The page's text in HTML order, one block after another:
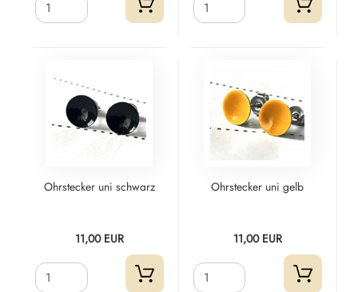
Ohrstecker uni schwarz
11,00 EUR
Ohrstecker uni gelb
11,00 EUR